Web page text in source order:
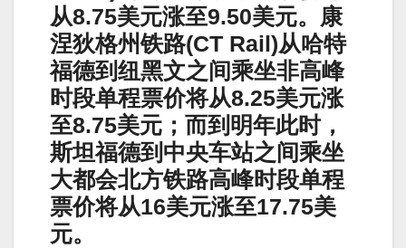
从8.75美元涨至9.50美元。康
涅狄格州铁路(CT Rail)从哈特
福德到纽黑文之间乘坐非高峰
时段单程票价将从8.25美元涨
至8.75美元；而到明年此时，
斯坦福德到中央车站之间乘坐
大都会北方铁路高峰时段单程
票价将从16美元涨至17.75美
元。